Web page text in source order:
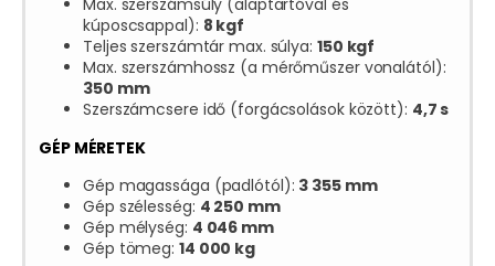
Max. szerszámsúly (alaptartóval és
kúposcsappal): 8 kgf
Teljes szerszámtár max. súlya: 150 kgf
Max. szerszámhossz (a mérőműszer vonalától):
350 mm
Szerszámcsere idő (forgácsolások között): 4,7 s
GÉP MÉRETEK
Gép magassága (padlótól): 3 355 mm
Gép szélesség: 4 250 mm
Gép mélység: 4 046 mm
Gép tömeg: 14 000 kg